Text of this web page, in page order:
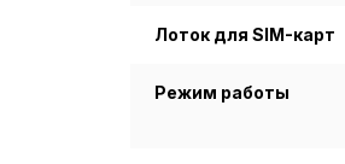
Лоток для SIM-карт
Режим работы